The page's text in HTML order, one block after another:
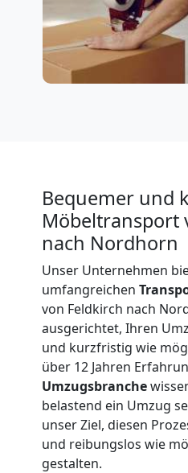
Bequemer und
Möbeltransport
nach Nordhorn
Unser Unternehmen
umfangreichen
von Feldkirch nach
ausgerichtet, Ihren
und kurzfristig wie
über 12 Jahren
Umzugsbranche
belastend ein Umzug
unser Ziel, diesen
und reibungslos wie
gestalten.